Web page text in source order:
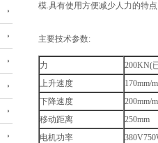
模.具有使用方便减少人力的特
主要技术参数:
力
200KN(
上升速度
170mm/
下降速度
200mm/
移动距离
250mm
电机功率